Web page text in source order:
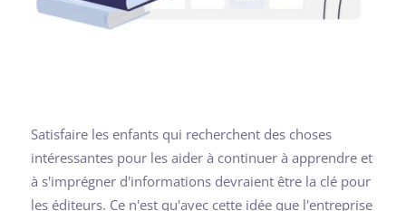
Satisfaire les enfants qui recherchent des choses
intéressantes pour les aider à continuer à apprendre et
à s'imprégner d'informations devraient être la clé pour
les éditeurs. Ce n'est qu'avec cette idée que l'entreprise